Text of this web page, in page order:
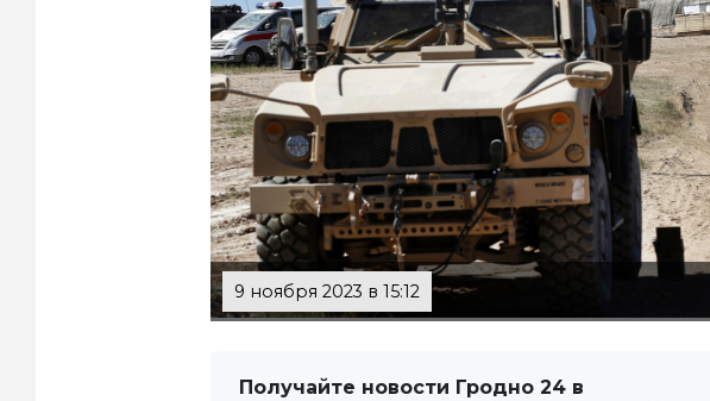
9 ноября 2023 в 15:12
Получайте новости Гродно 24 в